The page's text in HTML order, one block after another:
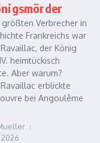
größten Verbrecher in
Frankreichs war
der König
heimtückisch
Aber warum?
erblickte
bei Angoulême